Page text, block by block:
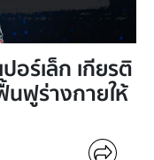
อร์เล็ก เกียรติ
ฟูร่างกายให้